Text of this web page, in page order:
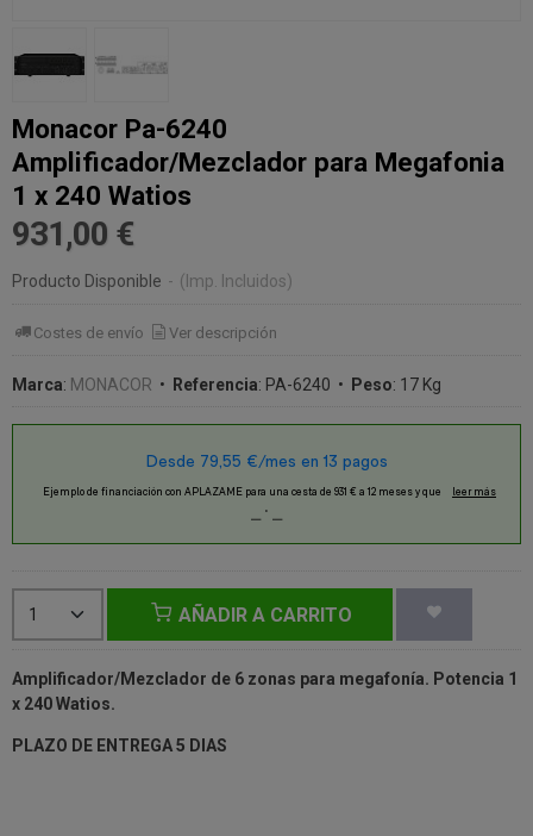
Monacor Pa-6240
Amplificador/Mezclador para Megafonia
1 x 240 Watios
931,00 €
Producto Disponible - (Imp. Incluidos)
Costes de envío Ver descripción
Marca: MONACOR • Referencia: PA-6240 • Peso: 17 Kg
AÑADIR A CARRITO
Amplificador/Mezclador de 6 zonas para megafonía. Potencia 1
x 240 Watios.
PLAZO DE ENTREGA 5 DIAS